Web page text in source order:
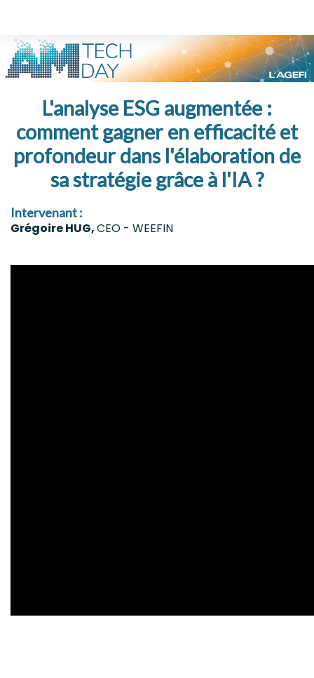
L'analyse ESG augmentée :
comment gagner en efficacité et
profondeur dans l'élaboration de
sa stratégie grâce à l'IA ?
Intervenant :
Grégoire HUG,CEO - WEEFIN